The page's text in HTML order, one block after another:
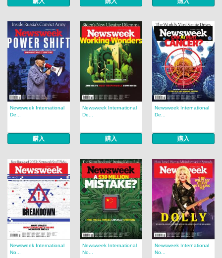
Newsweek International
De...
購入
Newsweek International
De...
購入
Newsweek International
De...
購入
Newsweek International
No...
Newsweek International
No...
Newsweek International
No...